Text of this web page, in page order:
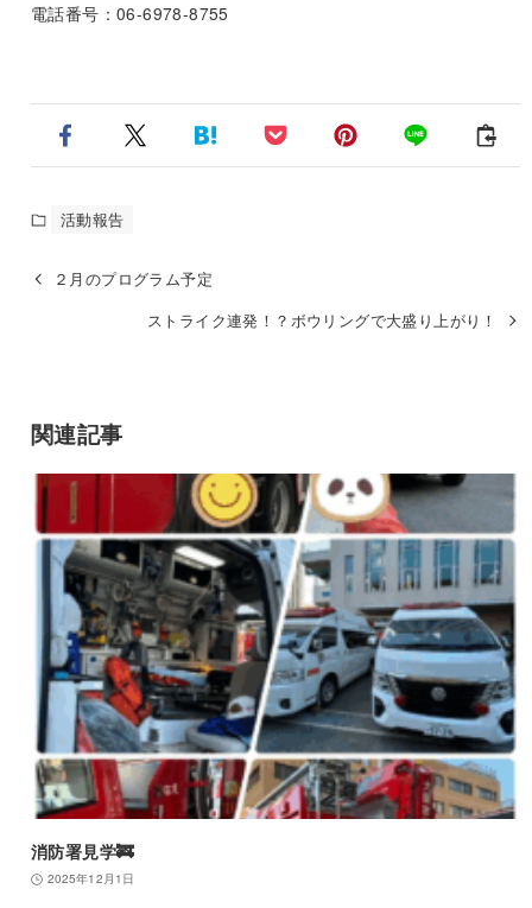
電話番号：06‐6978‐8755
活動報告
２月のプログラム予定
ストライク連発！？ボウリングで大盛り上がり！
関連記事
消防署見学🚒
2025年12月1日